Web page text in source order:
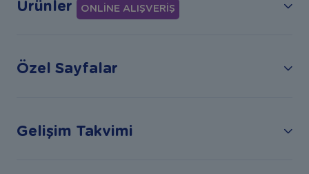
Ürünler ONLİNE ALIŞVERİŞ
Özel Sayfalar
Gelişim Takvimi